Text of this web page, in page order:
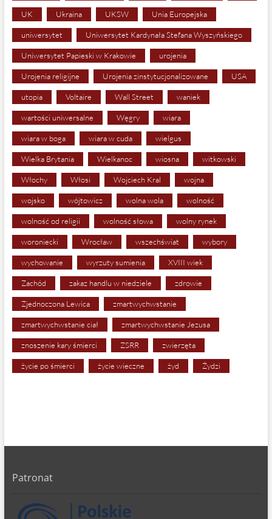
UK Ukraina UKSW Unia Europejska
uniwersytet Uniwersytet Kardynała Stefana Wyszyńskiego
Uniwersytet Papieski w Krakowie urojenia
Urojenia religijne Urojenia zinstytucjonalizowane USA
utopia Voltaire Wall Street waniek
wartości uniwersalne Węgry wiara
wiara w boga wiara w cuda wielgus
Wielka Brytania Wielkanoc wiosna witkowski
Włochy Włosi Wojciech Kral wojna
wojsko wójtowicz wolna wola wolność
wolność od religii wolność słowa wolny rynek
woroniecki Wrocław wszechświat wybory
wychowanie wyrzuty sumienia XVIII wiek
Zachód zakaz handlu w niedziele zdrowie
Zjednoczona Lewica zmartwychwstanie
zmartwychwstanie ciał zmartwychwstanie Jezusa
znoszenie kary śmierci ZSRR zwierzęta
życie po śmierci życie wieczne żyd Żydzi
Patronat